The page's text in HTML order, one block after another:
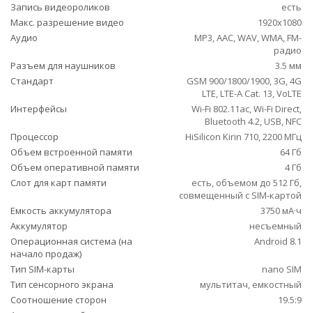
Запись видеороликов
есть
Макс. разрешение видео
1920x1080
Аудио
MP3, AAC, WAV, WMA, FM-
радио
Разъем для наушников
3.5 мм
Стандарт
GSM 900/1800/1900, 3G, 4G
LTE, LTE-A Cat. 13, VoLTE
Интерфейсы
Wi-Fi 802.11ac, Wi-Fi Direct,
Bluetooth 4.2, USB, NFC
Процессор
HiSilicon Kirin 710, 2200 МГц
Объем встроенной памяти
64 Гб
Объем оперативной памяти
4 Гб
Слот для карт памяти
есть, объемом до 512 Гб,
совмещенный с SIM-картой
Емкость аккумулятора
3750 мА·ч
Аккумулятор
несъемный
Операционная система (на
начало продаж)
Android 8.1
Тип SIM-карты
nano SIM
Тип сенсорного экрана
мультитач, емкостный
Соотношение сторон
19.5:9